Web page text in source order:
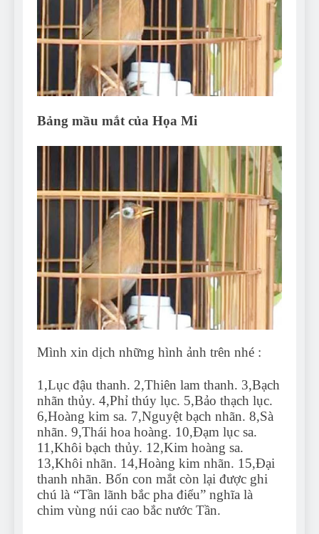
Can Bulldogs Play Fetch?
And How to Train Them!
7 Năm Ago
How Often Do I Need to
Groom My Bulldog
7 Năm Ago
Bảng mầu mắt của Họa Mi
Mình xin dịch những hình ảnh trên nhé :
1,Lục đậu thanh. 2,Thiên lam thanh. 3,Bạch
nhãn thủy. 4,Phỉ thúy lục. 5,Bảo thạch lục.
6,Hoàng kim sa. 7,Nguyệt bạch nhãn. 8,Sà
nhãn. 9,Thái hoa hoàng. 10,Đạm lục sa.
11,Khôi bạch thủy. 12,Kim hoàng sa.
13,Khôi nhãn. 14,Hoàng kim nhãn. 15,Đại
thanh nhãn. Bốn con mắt còn lại được ghi
chú là “Tần lãnh bắc pha điểu” nghĩa là
chim vùng núi cao bắc nước Tần.